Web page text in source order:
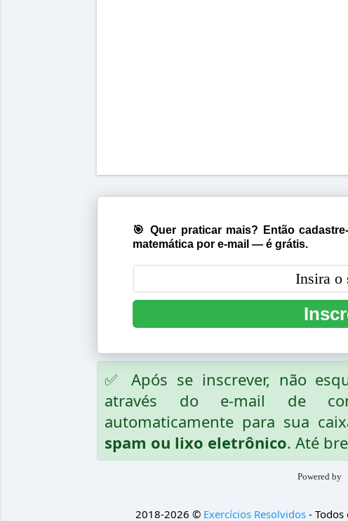
🎯 Quer praticar mais? Então
matemática por e-mail — é grátis.
✅ Após se inscrever, não
através do e-mail de
automaticamente para sua
spam ou lixo eletrônico. Até
Powered by
2018-2026 © Exercícios Resolvidos - Todos